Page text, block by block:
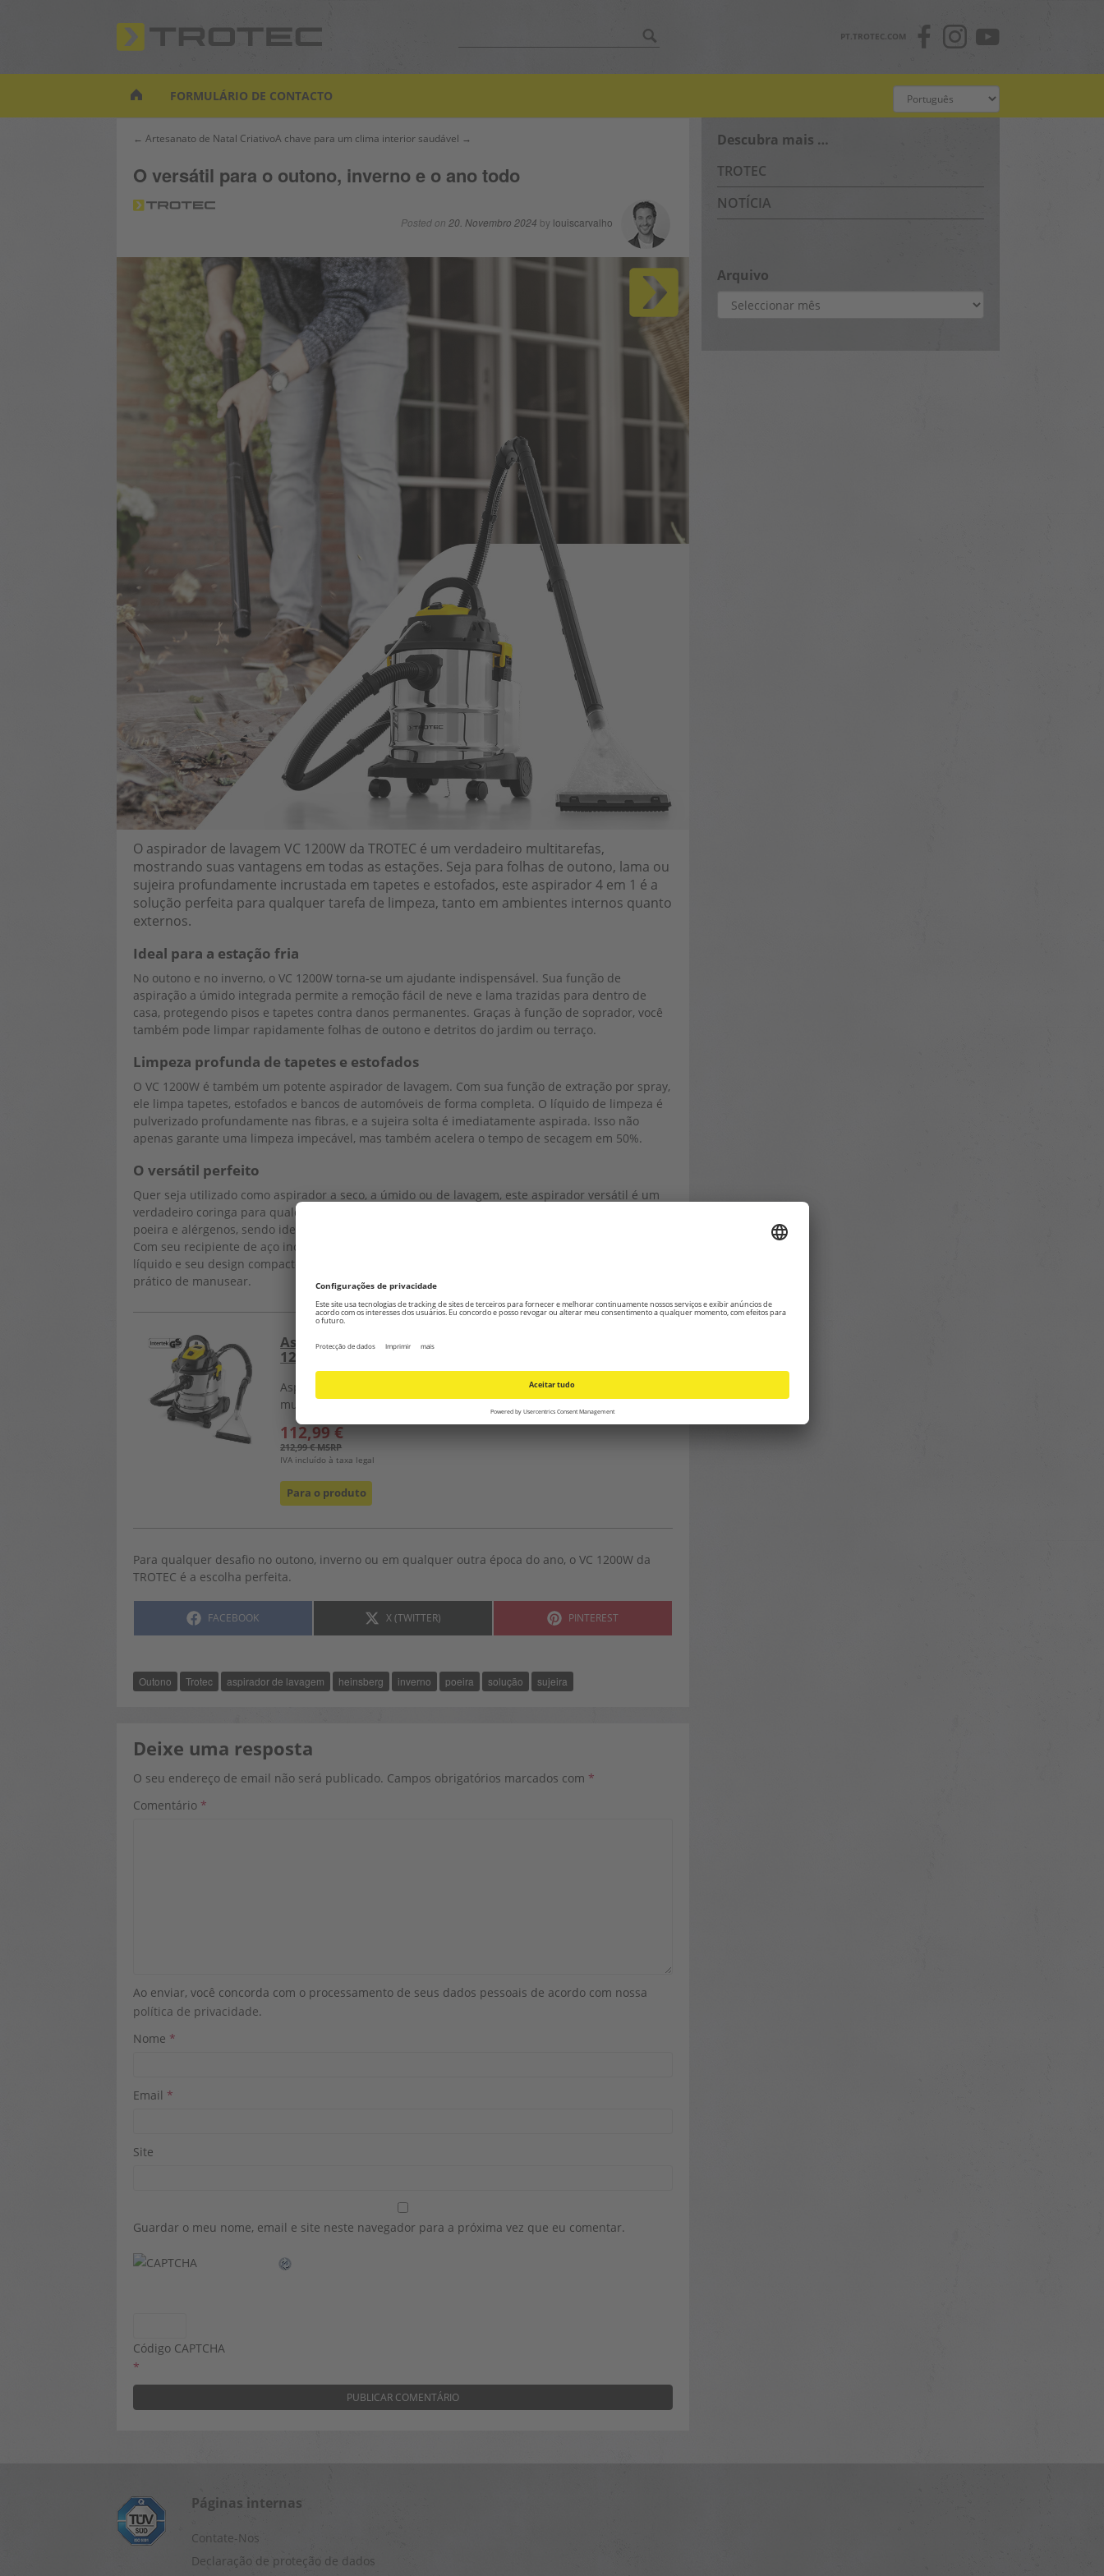
m
PT.TROTEC.COM
FORMULÁRIO DE CONTACTO
Navegação
artigos
← Artesanato de Natal CriativoA chave para um clima interior saudável →
O versátil para o outono, inverno e o ano todo
Posted on 20. Novembro 2024 by louiscarvalho
O aspirador de lavagem VC 1200W da TROTEC é um verdadeiro multitarefas,
mostrando suas vantagens em todas as estações. Seja para folhas de outono, lama ou
sujeira profundamente incrustada em tapetes e estofados, este aspirador 4 em 1 é a
solução perfeita para qualquer tarefa de limpeza, tanto em ambientes internos quanto
externos.
Ideal para a estação fria
No outono e no inverno, o VC 1200W torna-se um ajudante indispensável. Sua função de
aspiração a úmido integrada permite a remoção fácil de neve e lama trazidas para dentro de
casa, protegendo pisos e tapetes contra danos permanentes. Graças à função de soprador, você
também pode limpar rapidamente folhas de outono e detritos do jardim ou terraço.
Limpeza profunda de tapetes e estofados
O VC 1200W é também um potente aspirador de lavagem. Com sua função de extração por spray,
ele limpa tapetes, estofados e bancos de automóveis de forma completa. O líquido de limpeza é
pulverizado profundamente nas fibras, e a sujeira solta é imediatamente aspirada. Isso não
apenas garante uma limpeza impecável, mas também acelera o tempo de secagem em 50%.
O versátil perfeito
Quer seja utilizado como aspirador a seco, a úmido ou de lavagem, este aspirador versátil é um
verdadeiro coringa para qualquer casa. Equipado com um filtro HEPA, captura partículas finas de
poeira e alérgenos, sendo ideal para donos de animais de estimação e pessoas com alergias.
Com seu recipiente de aço inoxidável que comporta até 8 litros de sujeira seca ou 6 litros de
líquido e seu design compacto, o VC 1200W é não só poderoso, mas também extremamente
prático de manusear.
Aspirador de água, aspirador para líquidos e sólidos VC
1200W
Aspirador de água, aspirador húmido e seco VC 1200WAspirador
multiuso 4 em 1: potente aspirador húmido e seco com…
112,99 €
212,99 € MSRP
IVA incluído à taxa legal
Para o produto
Para qualquer desafio no outono, inverno ou em qualquer outra época do ano, o VC 1200W da
TROTEC é a escolha perfeita.
SHARE
FACEBOOK SHARE
ON
X (TWITTER) SHARE
PINTEREST
Outono Trotec aspirador de lavagem heinsberg inverno poeira solução sujeira
Deixe uma resposta
O seu endereço de email não será publicado. Campos obrigatórios marcados com *
Comentário *
Ao enviar, você concorda com o processamento de seus dados pessoais de acordo com nossa
política de privacidade.
Nome *
Email *
Site
Guardar o meu nome, email e site neste navegador para a próxima vez que eu comentar.
Código CAPTCHA
*
Descubra mais …
TROTEC
NOTÍCIA
Arquivo
Arquivo
Páginas internas
Contate-Nos
Declaração de proteção de dados